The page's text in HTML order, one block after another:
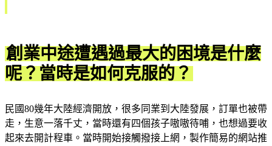
創業中途遭遇過最大的困境是什麼
呢？當時是如何克服的？
民國80幾年大陸經濟開放，很多同業到大陸發展，訂單也被帶
走，生意一落千丈，當時還有四個孩子嗷嗷待哺，也想過要收
起來去開計程車。當時開始接觸撥接上網，製作簡易的網站推